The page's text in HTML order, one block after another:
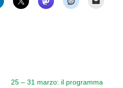
25 – 31 marzo: il programma